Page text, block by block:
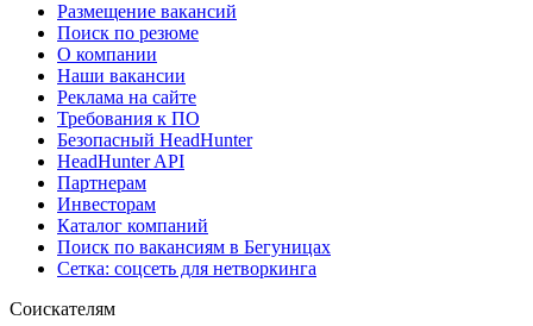
Размещение вакансий
Поиск по резюме
О компании
Наши вакансии
Реклама на сайте
Требования к ПО
Безопасный HeadHunter
HeadHunter API
Партнерам
Инвесторам
Каталог компаний
Поиск по вакансиям в Бегуницах
Сетка: соцсеть для нетворкинга
Соискателям